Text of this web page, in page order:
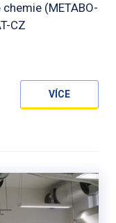
(METABO-
CZ
VÍCE